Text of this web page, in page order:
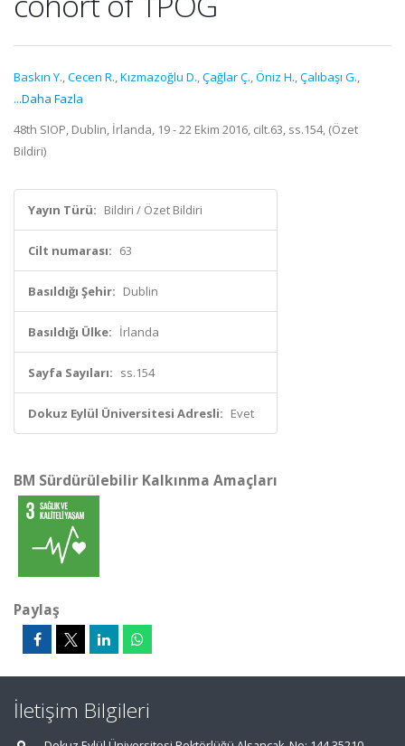
Baskın Y.,Cecen R.,Kızmazoğlu D.,Çağlar Ç.,Öniz H.,Çalıbaşı G.,
...Daha Fazla
48th SIOP, Dublin, İrlanda, 19 - 22 Ekim 2016, cilt.63, ss.154, (Özet
Bildiri)
Yayın Türü: Bildiri / Özet Bildiri
Cilt numarası: 63
Basıldığı Şehir: Dublin
Basıldığı Ülke: İrlanda
Sayfa Sayıları: ss.154
Dokuz Eylül Üniversitesi Adresli: Evet
BM Sürdürülebilir Kalkınma Amaçları
Paylaş
İletişim Bilgileri